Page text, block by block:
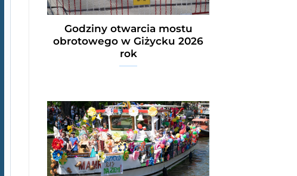
Godziny otwarcia mostu
obrotowego w Giżycku 2026
rok